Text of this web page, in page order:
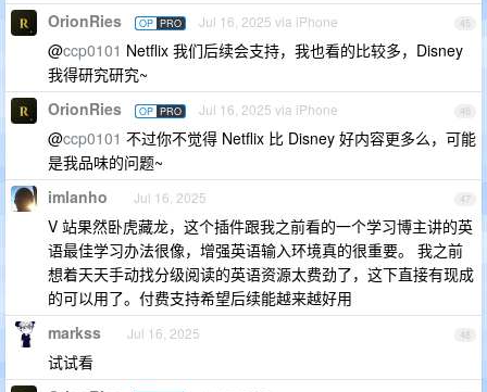
45
OrionRies OP PRO Jul 16, 2025 via iPhone
@ccp0101 Netflix 我们后续会支持，我也看的比较多，Disney
我得研究研究~
46
OrionRies OP PRO Jul 16, 2025 via iPhone
@ccp0101 不过你不觉得 Netflix 比 Disney 好内容更多么，可能
是我品味的问题~
47
imlanho Jul 16, 2025
V 站果然卧虎藏龙，这个插件跟我之前看的一个学习博主讲的英
语最佳学习办法很像，增强英语输入环境真的很重要。 我之前
想着天天手动找分级阅读的英语资源太费劲了，这下直接有现成
的可以用了。付费支持希望后续能越来越好用
48
markss Jul 16, 2025
试试看